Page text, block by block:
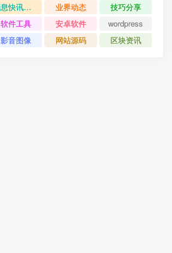
消息快讯查看更多 》》
业界动态
技巧分享
软件工具
安卓软件
wordpress
影音图像
网站源码 区块资讯